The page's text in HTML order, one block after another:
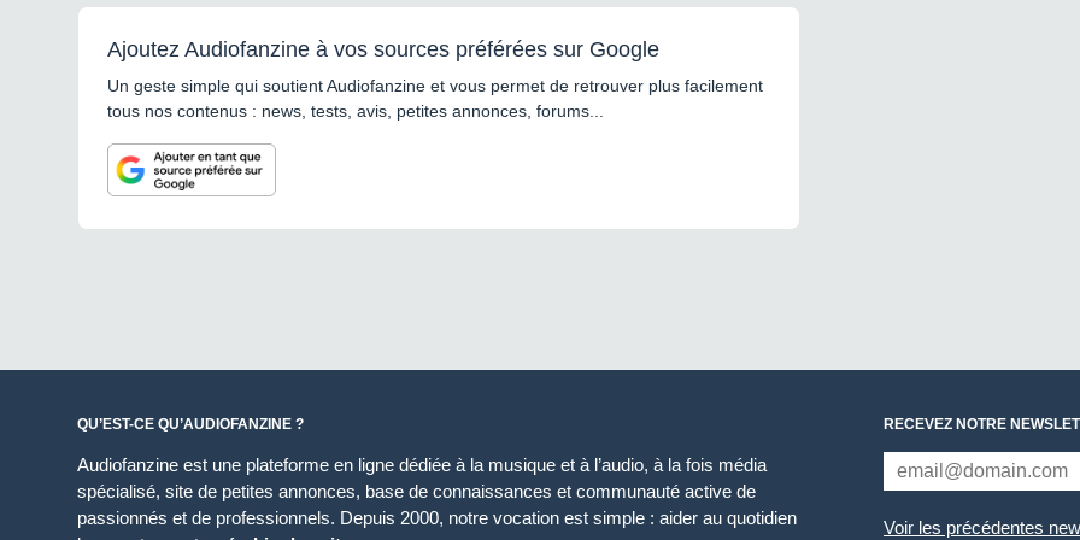
Ajoutez Audiofanzine à vos sources préférées sur Google
Un geste simple qui soutient Audiofanzine et vous permet de retrouver plus facilement
tous nos contenus : news, tests, avis, petites annonces, forums...
QU’EST-CE QU’AUDIOFANZINE ?
Audiofanzine est une plateforme en ligne dédiée à la musique et à l’audio, à la fois média
spécialisé, site de petites annonces, base de connaissances et communauté active de
passionnés et de professionnels. Depuis 2000, notre vocation est simple : aider au quotidien
RECEVEZ NOTRE
Voir les précédentes